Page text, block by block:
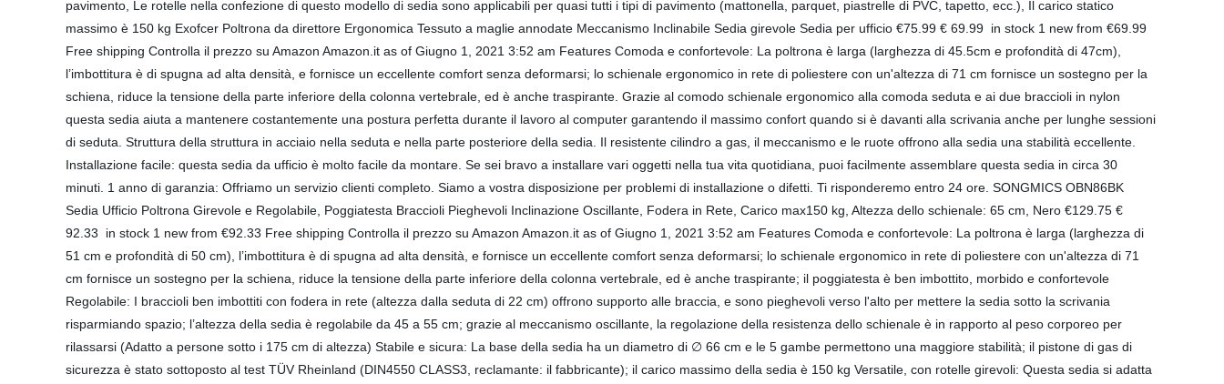
SONGMICS OBN86BK Sedia Ufficio Poltrona Girevole e Regolabile, Poggiatesta Braccioli Pieghevoli Inclinazione Oscillante, Fodera in Rete, Carico max150 kg, Altezza dello schienale: 65 cm, Nero €129.75 € 92.33 in stock 1 new from €92.33 Free shipping Controlla il prezzo su Amazon Amazon.it as of Giugno 1, 2021 3:52 am Features Comoda e confortevole: La poltrona è larga (larghezza di 51 cm e profondità di 50 cm), l’imbottitura è di spugna ad alta densità, e fornisce un eccellente comfort senza deformarsi; lo schienale ergonomico in rete di poliestere con un'altezza di 71 cm fornisce un sostegno per la schiena, riduce la tensione della parte inferiore della colonna vertebrale, ed è anche traspirante; il poggiatesta è ben imbottito, morbido e confortevole Regolabile: I braccioli ben imbottiti con fodera in rete (altezza dalla seduta di 22 cm) offrono supporto alle braccia, e sono pieghevoli verso l'alto per mettere la sedia sotto la scrivania risparmiando spazio; l’altezza della sedia è regolabile da 45 a 55 cm; grazie al meccanismo oscillante, la regolazione della resistenza dello schienale è in rapporto al peso corporeo per rilassarsi (Adatto a persone sotto i 175 cm di altezza) Stabile e sicura: La base della sedia ha un diametro di ∅ 66 cm e le 5 gambe permettono una maggiore stabilità; il pistone di gas di sicurezza è stato sottoposto al test TÜV Rheinland (DIN4550 CLASS3, reclamante: il fabbricante); il carico massimo della sedia è 150 kg Versatile, con rotelle girevoli: Questa sedia si adatta perfettamente in diversi ambienti come ufficio, studio, sala riunione, ecc. Le ruote flessibili in PU sono adatte a quasi tutti tipi di pavimento, ci si può muovere tranquillamente Semplice da montare: Gli accessori metallici sono numerati e imballati nei sacchetti di plastica per evitare confusione o smarrimenti, nella confezione troverete anche un manuale di istruzioni ben illustrate; c’è 1 rotella di scorta e una vite di riserva per ogni tipo utilizzato Piushopping Poltrona da Ufficio, Ergonomica, Presidenziale, Sedia da Direttore in Tessuto Rete Nero, con Supporto Lombare, Girevole, Direzionale € 69.90 in stock 1 new from €69.90 1 used from €65.00 Controlla il prezzo su Amazon Amazon.it as of Giugno 1, 2021 3:52 am Features Poltrona da ufficio elegante ed ergonomica realizzata in tessuto traforato traspirante con poggiatesta rivestito in pelle sintetica. Ideale per l'ufficio, per lo studio personale o in casa la sedia è dotata di un pistone a gas che ne consente la regolazione in altezza e di una manopola sottostante alla morbida seduta per regolarne l'oscillazione. Un vero e proprio piacere lavorare seduti avvolti da questa poltrona: grazie al supporto lombare potrai dimenticare il mal di schiena e proseguire il tuo lavoro comodamente. Il piedistallo in acciaio cromato, finitura che rende questo arredo da ufficio girevole, è dotato di 5 ruote adatte a qualsiasi tipo di pavimento, tappeto o moquette. Dimensioni complessive: cm. 62x56x108/118 h. (larghezza x profondità x altezza) / Dimensioni seduta: cm. 49x49 (larghezza x profondità) / Dimensioni schienale: cm. 47x74 h. play haha. Sedia da Ufficio Girevole, in Stile Racing, Girevole, ergonomica, con Supporto Lombare, in Similpelle, Regolabile, con Sollevamento a Gas, Testato SGS € 86.99 in stock 2 new from €86.99 Free shipping Controlla il prezzo su Amazon Amazon.it as of Giugno 1, 2021 3:52 am Features 1. Materiale confortevole e resistente: il sedile con schiuma spessa ad alta densità che ha una buona elasticità, seduta larga 50 x 50 cm con 8 cm di spessore difficile da deformare, ergonomica e confortevole. I braccioli sono imbottiti con spugna flessibile e resistente per preservare gli avambracci durante una lunga sessione di gioco. La sua robusta base a 5 stelle, garantisce una maggiore stabilità e capacità di carico fino a 150 kg. 2.È possibile trascorrere lunghe ore davanti al computer con la fantastica esperienza di fare frammenti 3.Regolazione dell'altezza: permette di regolare un'altezza specifica su richiesta grazie al sollevamento pneumatico, altezza totale tra 104-114 cm e altezza dello schienale di circa 63 cm, altezza della seduta da 46 a 56 cm. 4.Multifun